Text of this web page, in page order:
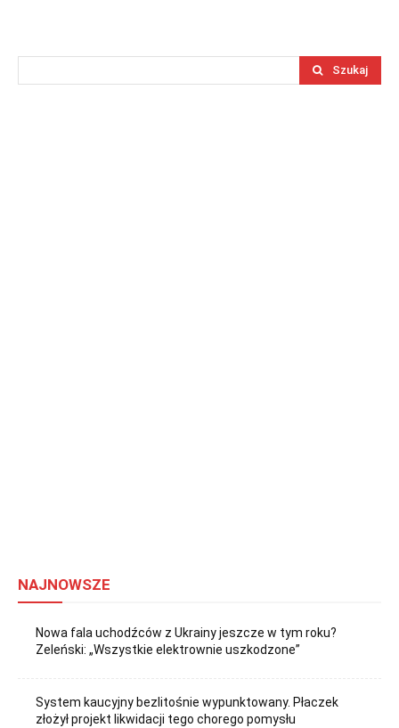
Szukaj
NAJNOWSZE
Nowa fala uchodźców z Ukrainy jeszcze w tym roku?
Zeleński: „Wszystkie elektrownie uszkodzone”
System kaucyjny bezlitośnie wypunktowany. Płaczek
złożył projekt likwidacji tego chorego pomysłu